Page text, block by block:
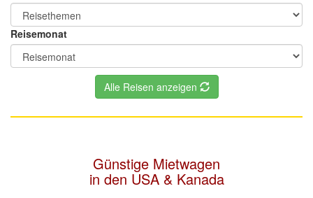
Reisemonat
Alle Reisen anzeigen
Günstige Mietwagen
in den USA & Kanada